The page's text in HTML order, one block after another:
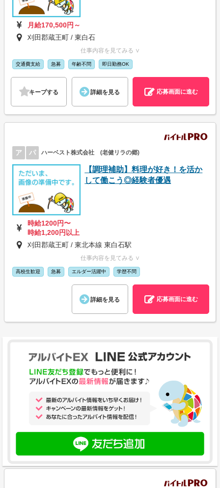
月給170,500円～
刈田郡蔵王町 / 東白石
仕事内容を見てみる ∨
交通費支給 急募 年齢不問 即日勤務OK
キープする 詳細を見る 応募画面に進む
ア パ ハーベスト株式会社 (老健リラの郷)
【調理補助】料理が好き！を活か
して働こう◎経験者優遇
時給1200円〜
時給1,200円以上
刈田郡蔵王町 / 東北本線 東白石駅
仕事内容を見てみる ∨
高校生歓迎 急募 エルダー活躍中 学歴不問
詳細を見る 応募画面に進む